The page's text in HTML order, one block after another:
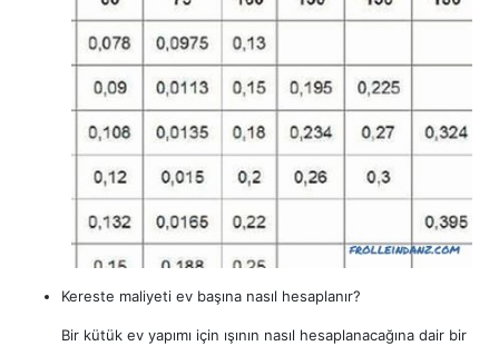
Kereste maliyeti ev başına nasıl hesaplanır?
Bir kütük ev yapımı için ışının nasıl hesaplanacağına dair bir